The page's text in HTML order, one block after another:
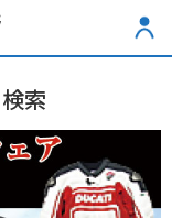
検索